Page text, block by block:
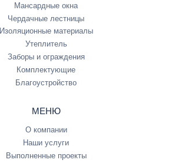
Мансардные окна
Чердачные лестницы
Изоляционные материалы
Утеплитель
Заборы и ограждения
Комплектующие
Благоустройство
МЕНЮ
О компании
Наши услуги
Выполненные проекты